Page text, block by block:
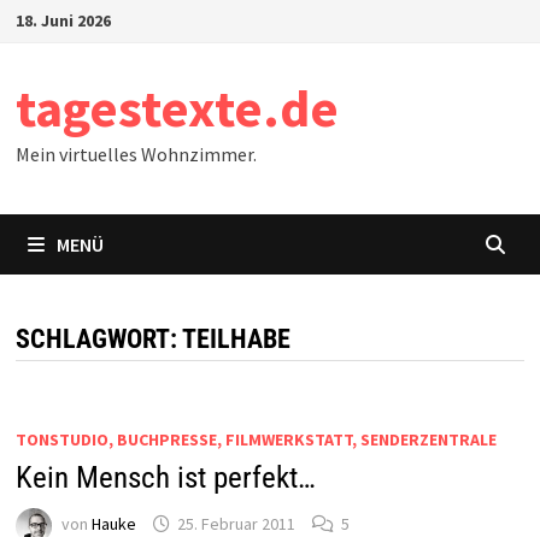
Zum18. Juni 2026
tagestexte.de
Mein virtuelles Wohnzimmer.
MENÜ
SCHLAGWORT: TEILHABE
TONSTUDIO, BUCHPRESSE, FILMWERKSTATT, SENDERZENTRALE
Kein Mensch ist perfekt…
von Hauke 25. Februar 2011 5